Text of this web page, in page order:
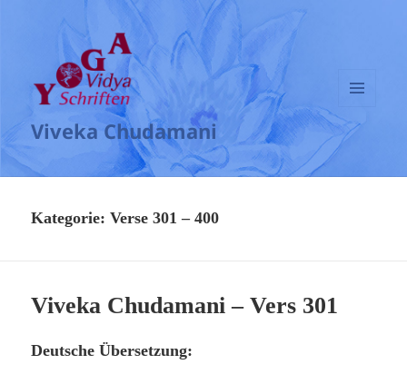
Viveka Chudamani
UND
WIDGETS
Kategorie:Verse 301 – 400
Viveka Chudamani – Vers 301
Deutsche Übersetzung: